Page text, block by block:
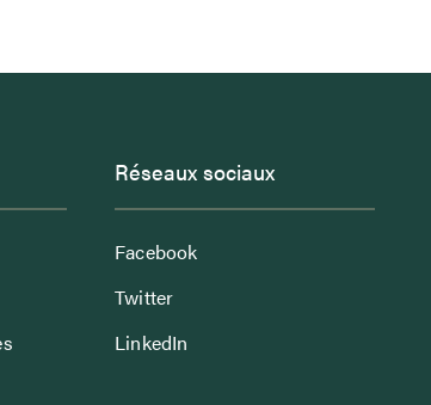
Réseaux sociaux
Facebook
Twitter
LinkedIn